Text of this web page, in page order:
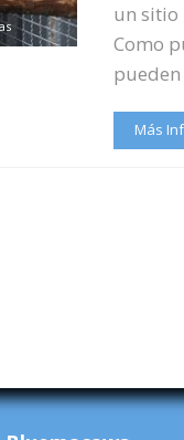
un sitio
Como
Más